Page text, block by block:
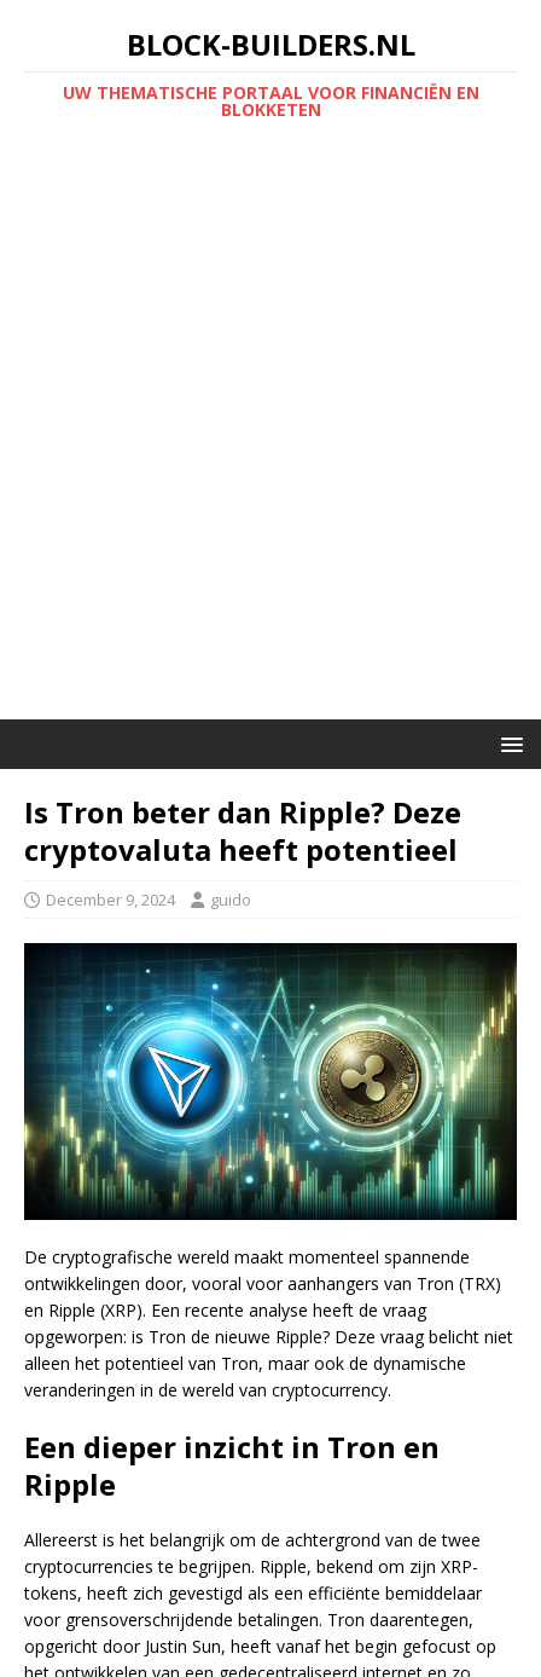
BLOCK-BUILDERS.NL
UW THEMATISCHE PORTAAL VOOR FINANCIËN EN
BLOKKETEN
Is Tron beter dan Ripple? Deze
cryptovaluta heeft potentieel
December 9, 2024 guido
De cryptografische wereld maakt momenteel spannende
ontwikkelingen door, vooral voor aanhangers van Tron (TRX)
en Ripple (XRP). Een recente analyse heeft de vraag
opgeworpen: is Tron de nieuwe Ripple? Deze vraag belicht niet
alleen het potentieel van Tron, maar ook de dynamische
veranderingen in de wereld van cryptocurrency.
Een dieper inzicht in Tron en
Ripple
Allereerst is het belangrijk om de achtergrond van de twee
cryptocurrencies te begrijpen. Ripple, bekend om zijn XRP-
tokens, heeft zich gevestigd als een efficiënte bemiddelaar
voor grensoverschrijdende betalingen. Tron daarentegen,
opgericht door Justin Sun, heeft vanaf het begin gefocust op